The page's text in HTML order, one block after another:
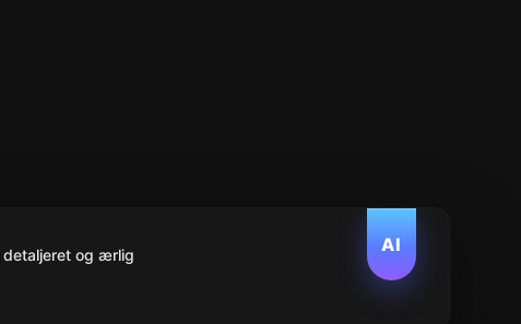
AI
detaljeret og ærlig